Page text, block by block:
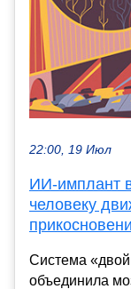
22:00, 19 Июл
ИИ-имплант
человеку
Система
объединила